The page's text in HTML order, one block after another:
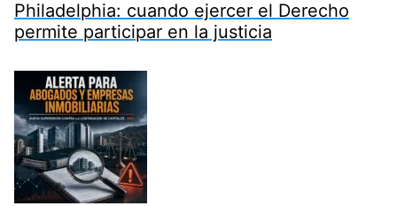
Philadelphia: cuando ejercer el Derecho
permite participar en la justicia